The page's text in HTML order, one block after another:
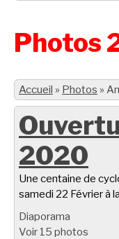
Photos
Accueil » Photos »
2020
Une centaine de
samedi 22 Février à
Diaporama
Voir 15 photos